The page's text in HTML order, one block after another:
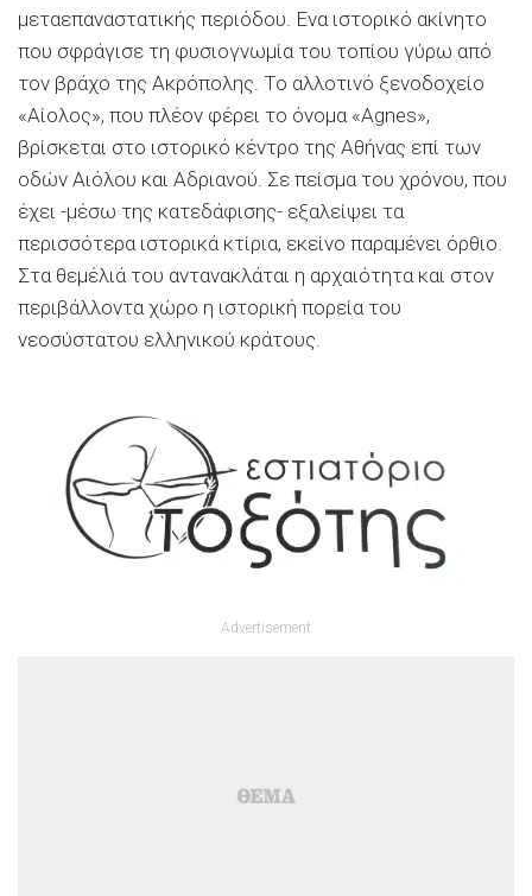
μεταεπαναστατικής περιόδου. Ενα ιστορικό ακίνητο
που σφράγισε τη φυσιογνωμία του τοπίου γύρω από
τον βράχο της Ακρόπολης. Το αλλοτινό ξενοδοχείο
«Αίολος», που πλέον φέρει το όνομα «Agnes»,
βρίσκεται στο ιστορικό κέντρο της Αθήνας επί των
οδών Αιόλου και Αδριανού. Σε πείσμα του χρόνου, που
έχει -μέσω της κατεδάφισης- εξαλείψει τα
περισσότερα ιστορικά κτίρια, εκείνο παραμένει όρθιο.
Στα θεμέλιά του αντανακλάται η αρχαιότητα και στον
περιβάλλοντα χώρο η ιστορική πορεία του
νεοσύστατου ελληνικού κράτους.
Advertisement